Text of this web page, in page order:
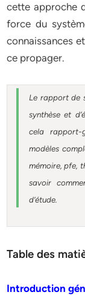
cette approche
force du
connaissances
ce propager.
Le rapport de
synthèse et
cela rapport-
modèles
mémoire, pfe,
savoir
d’étude.
Table des
Introduction